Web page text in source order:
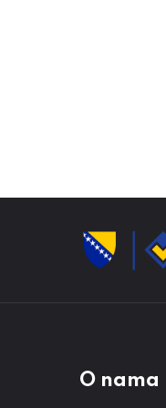
O nama